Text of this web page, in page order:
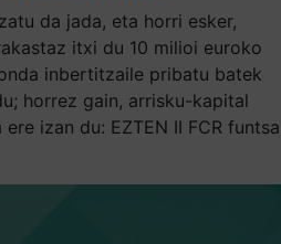
da jada, eta horri esker,
itxi du 10 milioi euroko
inbertitzaile pribatu batek
horrez gain, arrisku-kapital
izan du: EZTEN II FCR funtsa